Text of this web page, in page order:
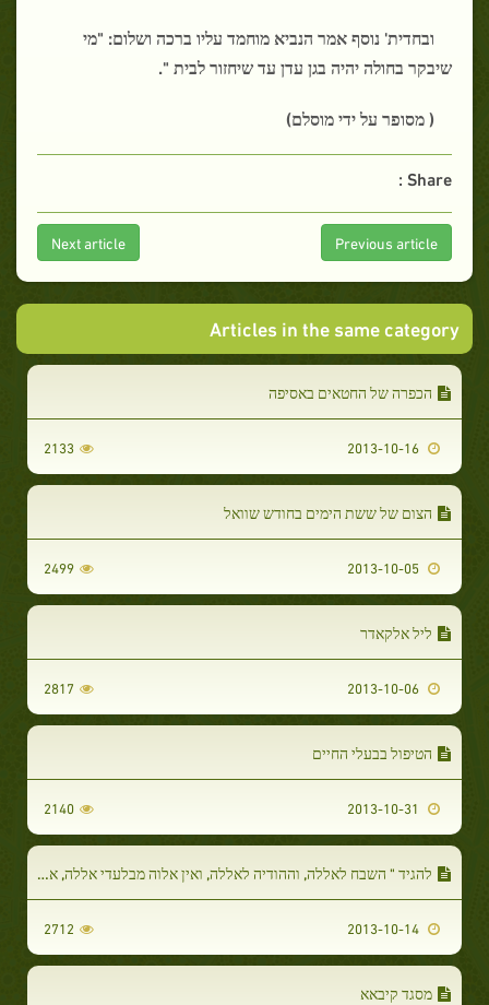
ובחדית' נוסף אמר הנביא מוחמד עליו ברכה ושלום: "מי
שיבקר בחולה יהיה בגן עדן עד שיחזור לבית ".
( מסופר על ידי מוסלם)
Share :
Previous article
Next article
Articles in the same category
הכפרה של החטאים באסיפה
2133
הצום של ששת הימים בחודש שוואל
2499
ליל אלקאדר
2817
הטיפול בבעלי החיים
2140
להגיד " השבח לאללה, וההודיה לאללה, ואין אלוה מבלעדי אללה, אללה הוא הגדול ביותר
2712
מסגד קיבאא